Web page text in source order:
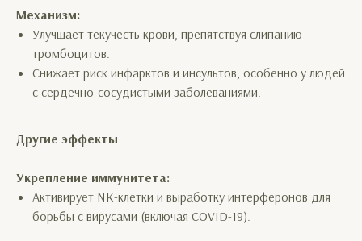
Механизм:
Улучшает текучесть крови, препятствуя слипанию
тромбоцитов.
Снижает риск инфарктов и инсультов, особенно у людей
с сердечно-сосудистыми заболеваниями.
Другие эффекты
Укрепление иммунитета:
Активирует NK-клетки и выработку интерферонов для
борьбы с вирусами (включая COVID-19).